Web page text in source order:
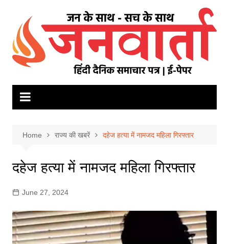
content
Home राज्य की खबरें दहेज हत्या में नामजद महिला गिरफ्तार
दहेज हत्या में नामजद महिला गिरफ्तार
June 27, 2024